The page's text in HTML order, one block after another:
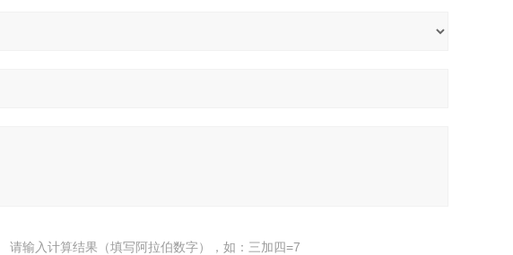
请输入计算结果（填写阿拉伯数字），如：三加四=7